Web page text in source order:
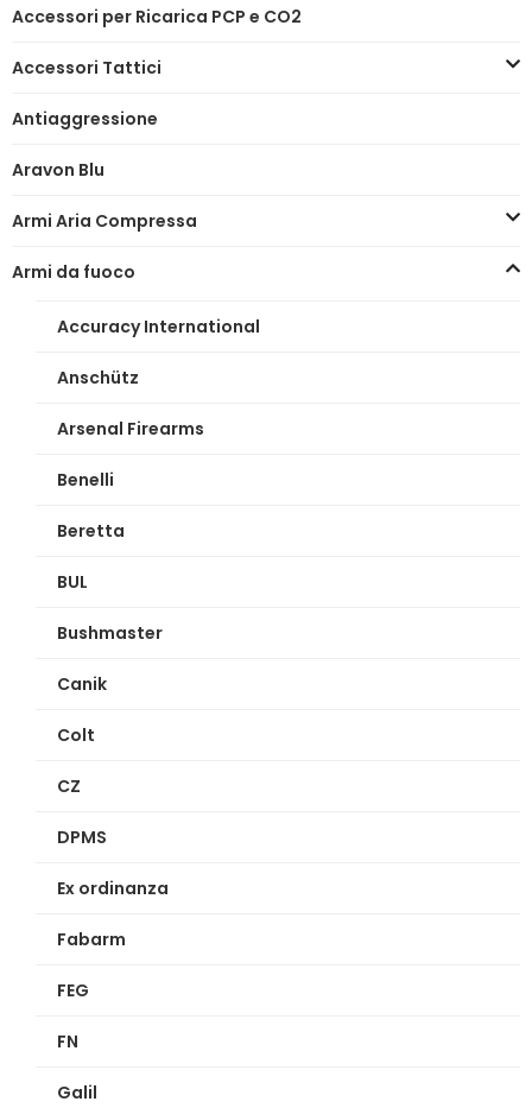
Accessori per Ricarica PCP e CO2
Accessori Tattici
Antiaggressione
Aravon Blu
Armi Aria Compressa
Armi da fuoco
Accuracy International
Anschütz
Arsenal Firearms
Benelli
Beretta
BUL
Bushmaster
Canik
Colt
CZ
DPMS
Ex ordinanza
Fabarm
FEG
FN
Galil